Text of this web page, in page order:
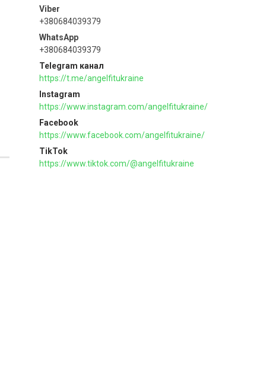
+380684039379
+380684039379
Telegram канал
https://t.me/angelfitukraine
Instagram
https://www.instagram.com/angelfitukraine/
Facebook
https://www.facebook.com/angelfitukraine/
TikTok
https://www.tiktok.com/@angelfitukraine